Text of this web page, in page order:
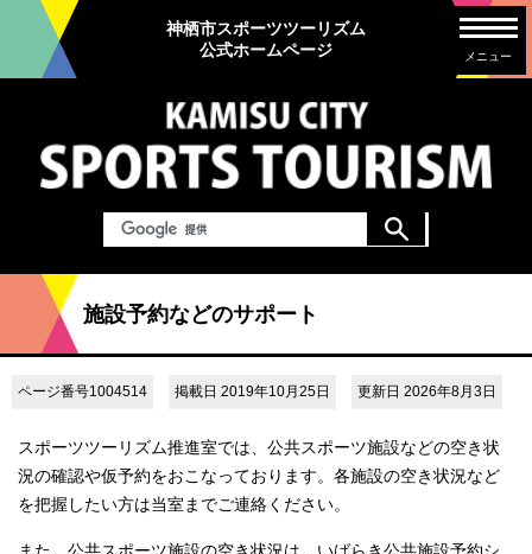
神栖市スポーツツーリズム
公式ホームページ
メニュー
施設予約などのサポート
ページ番号1004514 掲載日 2019年10月25日 更新日 2026年8月3日
スポーツツーリズム推進室では、公共スポーツ施設などの空き状
況の確認や仮予約をおこなっております。各施設の空き状況など
を把握したい方は当室までご連絡ください。